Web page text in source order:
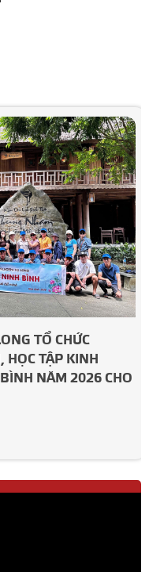
TỔ CHỨC
HỌC TẬP KINH
NĂM 2026 CHO